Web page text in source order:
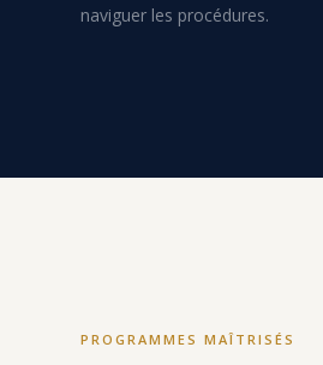
naviguer les procédures.
PROGRAMMES MAÎTRISÉS